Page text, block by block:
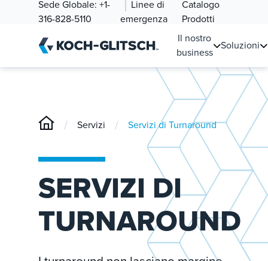
Sede Globale: +1-
316-828-5110
Linee di
emergenza
Catalogo
Prodotti
Il nostro
business
Soluzioni
/ Servizi / Servizi di Turnaround
SERVIZI DI
TURNAROUND